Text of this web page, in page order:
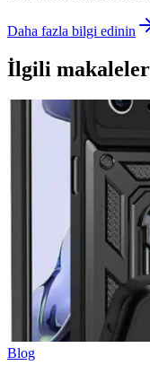
Daha fazla bilgi edinin
İlgili makaleler
Blog